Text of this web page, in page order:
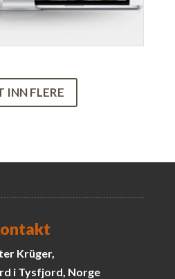
INN FLERE
Krüger,
i Tysfjord, Norge